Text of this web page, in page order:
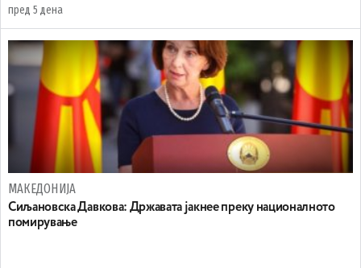
пред 5 дена
МАКЕДОНИЈА
Сиљановска Давкова: Државата јакнее преку националното
помирување